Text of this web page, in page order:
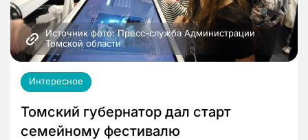
Источник фото: Пресс-служба Администрации
Томской области
Интересное
Томский губернатор дал старт
семейному фестивалю